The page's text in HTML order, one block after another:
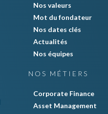
Nos valeurs
Mot du fondateur
Nos dates clés
Actualités
Nos équipes
NOS MÉTIERS
Corporate Finance
Asset Management